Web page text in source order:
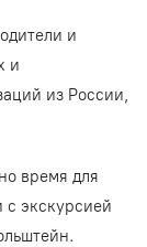
и
и
из России,
время для
с экскурсией